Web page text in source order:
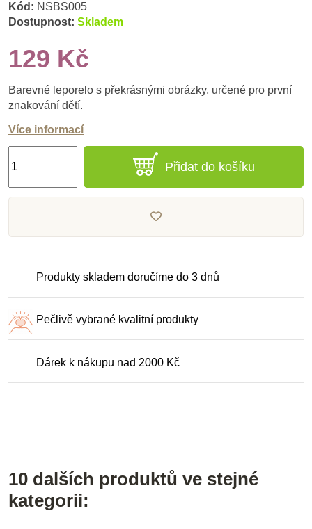
Kód: NSBS005
Dostupnost: Skladem
129 Kč
Barevné leporelo s překrásnými obrázky, určené pro první
znakování dětí.
Více informací
Přidat do košíku
Produkty skladem doručíme do 3 dnů
Pečlivě vybrané kvalitní produkty
Dárek k nákupu nad 2000 Kč
10 dalších produktů ve stejné
kategorii: